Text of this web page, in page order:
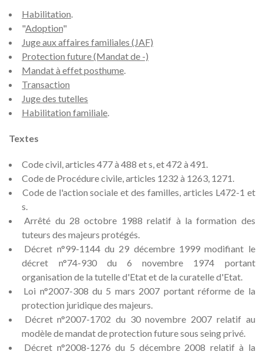
Habilitation.
"Adoption"
Juge aux affaires familiales (JAF)
Protection future (Mandat de -)
Mandat à effet posthume.
Transaction
Juge des tutelles
Habilitation familiale.
Textes
Code civil, articles 477 à 488 et s, et 472 à 491.
Code de Procédure civile, articles 1232 à 1263, 1271.
Code de l'action sociale et des familles, articles L472-1 et
s.
Arrêté du 28 octobre 1988 relatif à la formation des
tuteurs des majeurs protégés.
Décret n°99-1144 du 29 décembre 1999 modifiant le
décret n°74-930 du 6 novembre 1974 portant
organisation de la tutelle d'Etat et de la curatelle d'Etat.
Loi n°2007-308 du 5 mars 2007 portant réforme de la
protection juridique des majeurs.
Décret n°2007-1702 du 30 novembre 2007 relatif au
modèle de mandat de protection future sous seing privé.
Décret n°2008-1276 du 5 décembre 2008 relatif à la